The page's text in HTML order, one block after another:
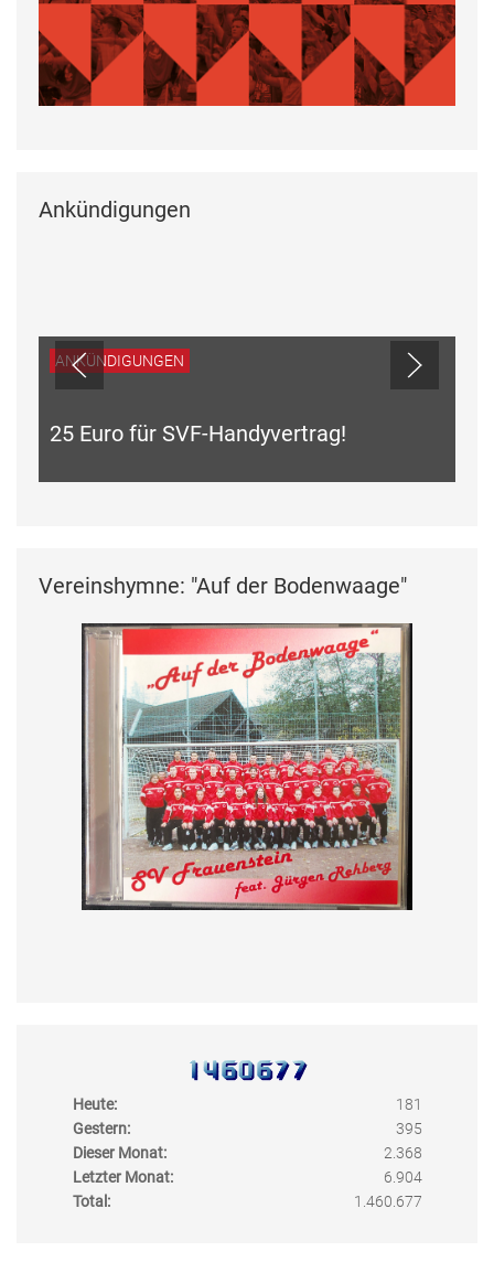
Ankündigungen
ANKÜNDIGUNGEN
25 Euro für SVF-Handyvertrag!
Vereinshymne: "Auf der Bodenwaage"
Heute:
181
Gestern:
395
Dieser Monat:
2.368
Letzter Monat:
6.904
Total:
1.460.677